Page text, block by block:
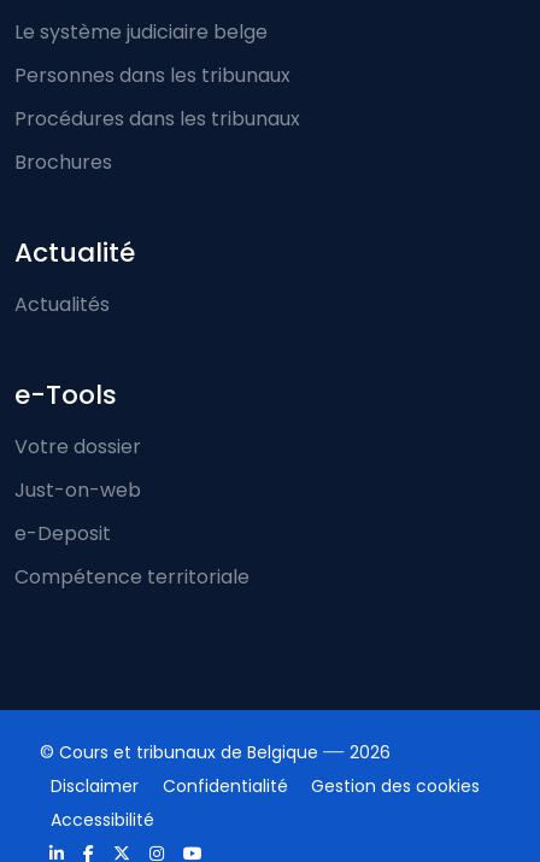
Le système judiciaire belge
Personnes dans les tribunaux
Procédures dans les tribunaux
Brochures
Actualité
Actualités
e-Tools
Votre dossier
Just-on-web
e-Deposit
Compétence territoriale
© Cours et tribunaux de Belgique
2026
Disclaimer
Confidentialité
Gestion des cookies
Accessibilité